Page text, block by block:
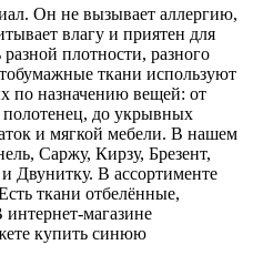
Он не вызывает аллергию,
влагу и приятен для
плотности, разного
ткани используют
по назначению вещей: от
полотенец, до укрывных
и мягкой мебели. В нашем
Саржу, Кирзу, Брезент,
Двунитку. В ассортименте
ткани отбелённые,
магазине
купить синюю